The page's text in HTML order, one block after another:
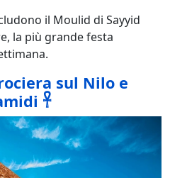
il Moulid di Sayyid
la più grande festa
sul Nilo e
𓋹